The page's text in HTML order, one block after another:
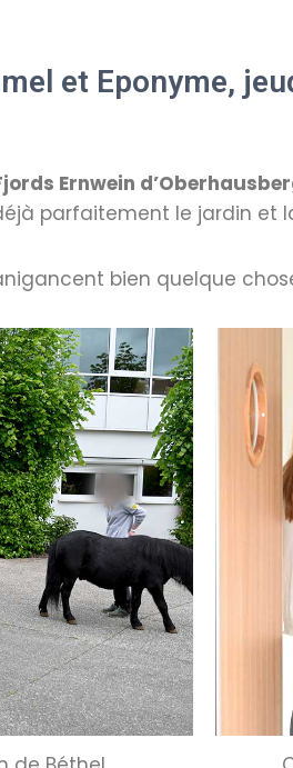
et Eponyme,
Ernwein
parfaitement le jardin et
bien quelque